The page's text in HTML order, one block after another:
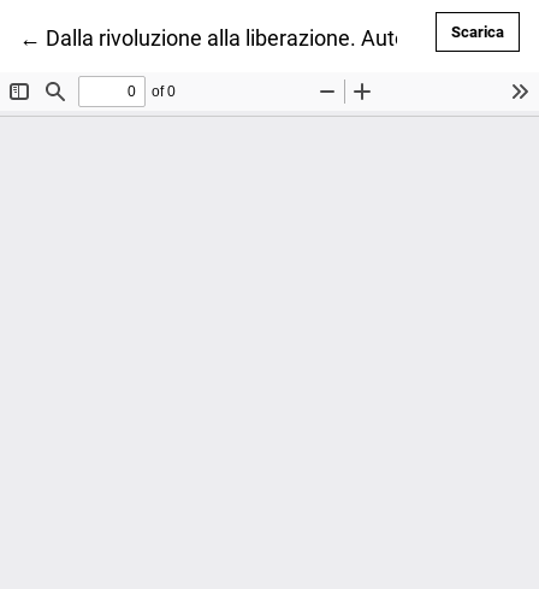
← Ritorna ai dettagli dell'articolo
Dalla rivoluzione alla liberazione. Autocoscienza
Scarica